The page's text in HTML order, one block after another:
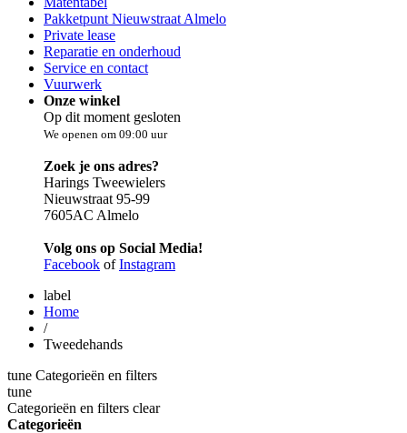
Pakketpunt Nieuwstraat Almelo
Private lease
Reparatie en onderhoud
Service en contact
Vuurwerk
Onze winkel
Op dit moment gesloten
We openen om 09:00 uur
Zoek je ons adres?
Harings Tweewielers
Nieuwstraat 95-99
7605AC Almelo
Volg ons op Social Media!
Facebook ofInstagram
label
Home
/
Tweedehands
tune Categorieën en filters
tune
Categorieën en filters clear
Categorieën